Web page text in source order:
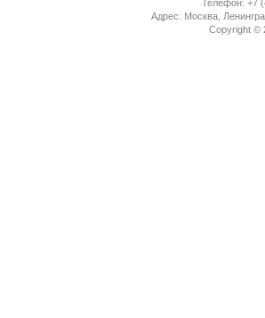
Телефон: +7
Адрес: Москва,
Copyright ©